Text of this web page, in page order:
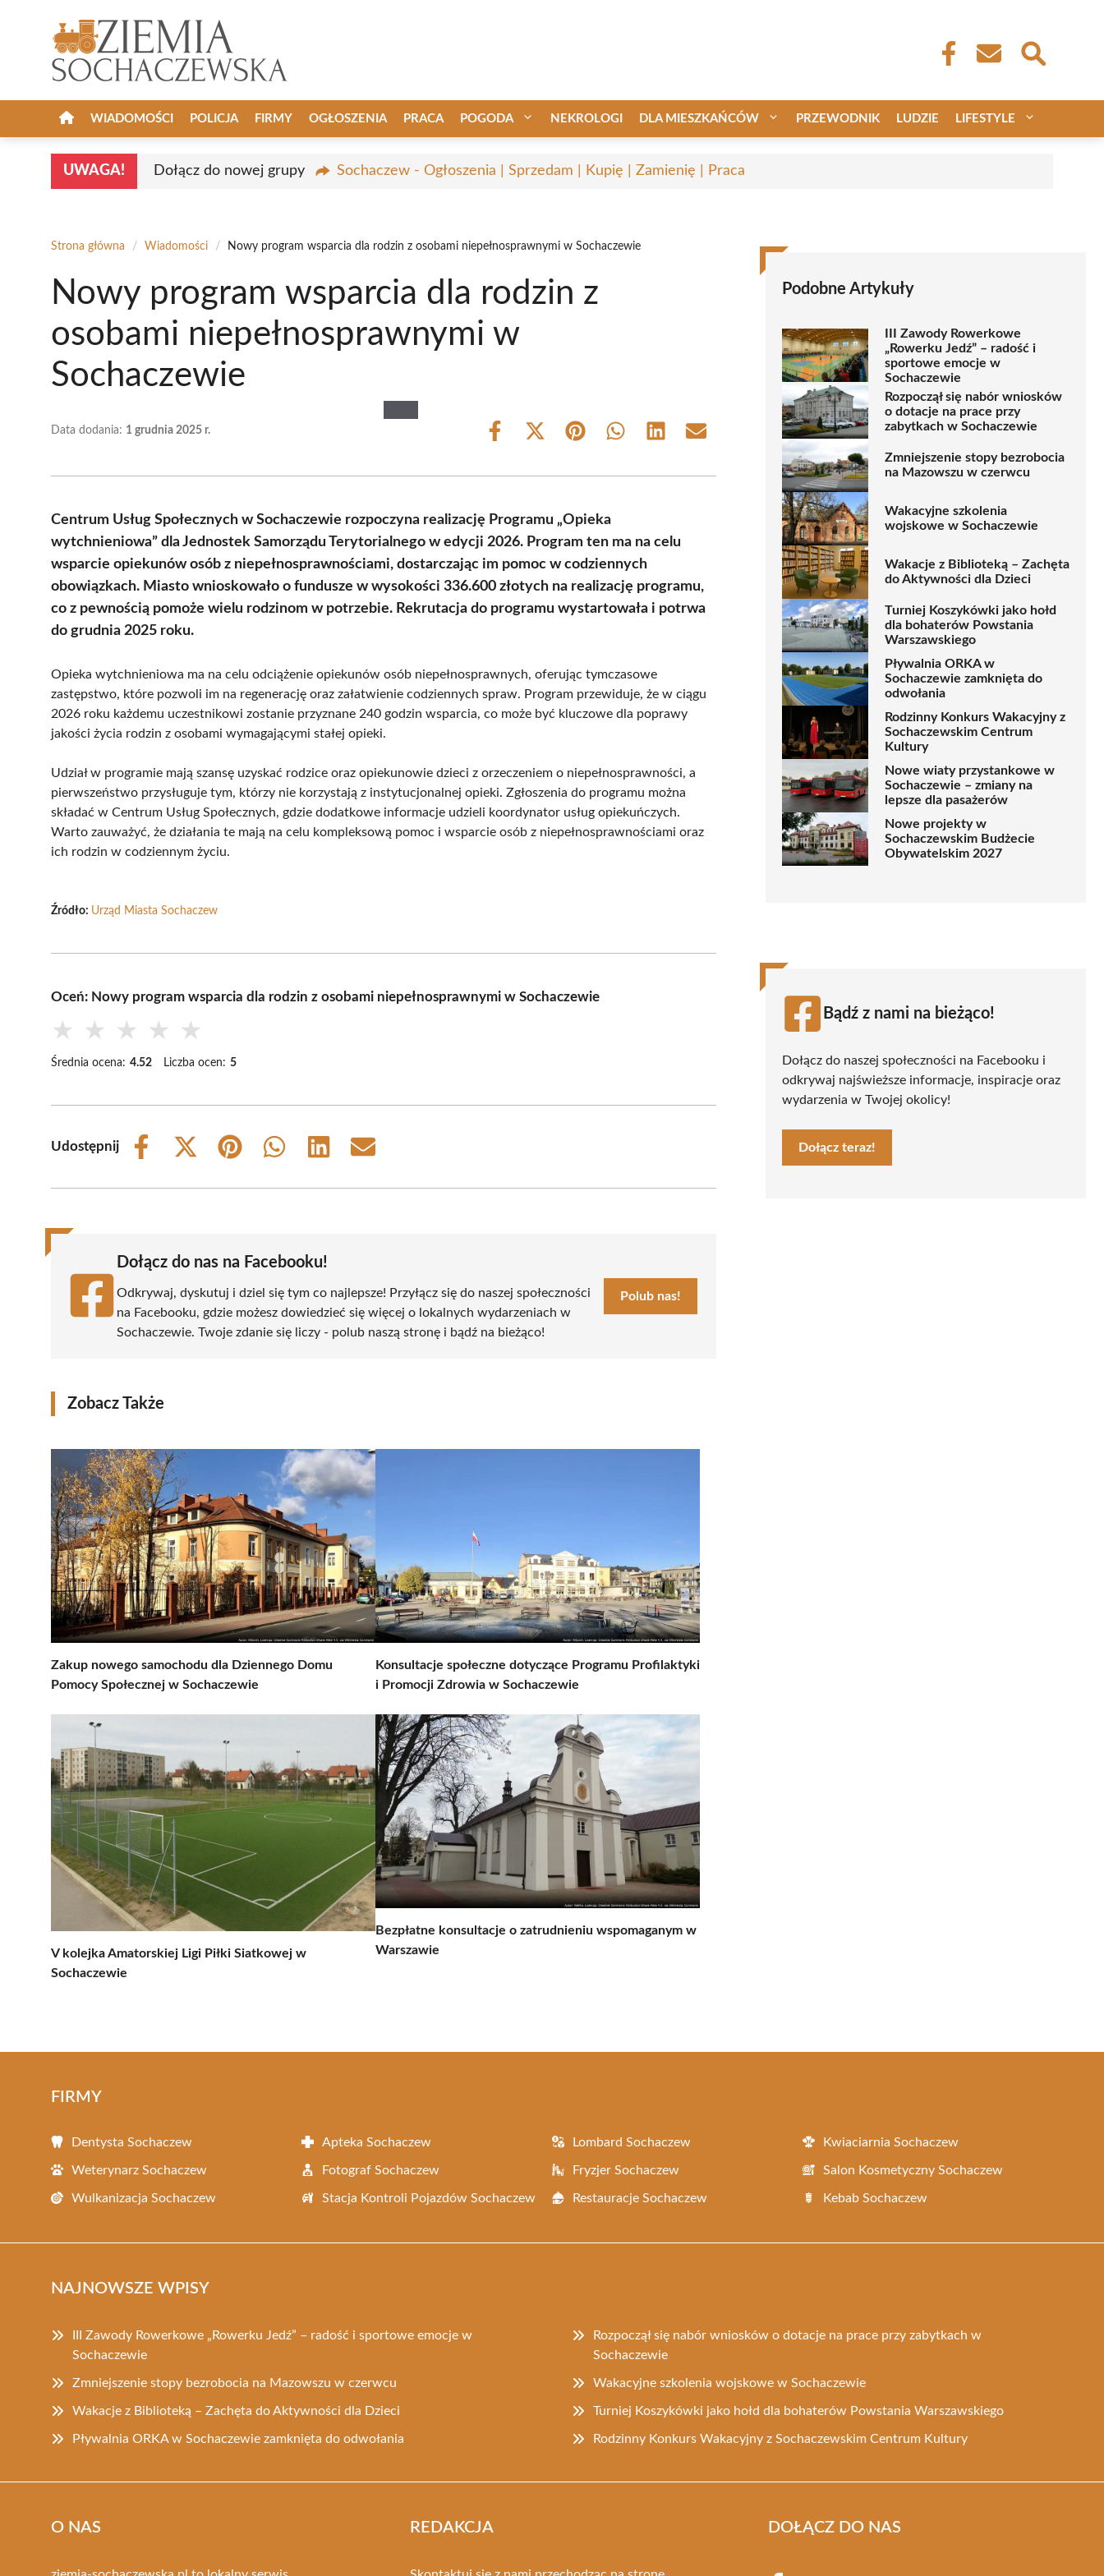
WIADOMOŚCI POLICJA FIRMY OGŁOSZENIA PRACA POGODA NEKROLOGI DLA MIESZKAŃCÓW PRZEWODNIK LUDZIE LIFESTYLE
UWAGA! Dołącz do nowej grupy Sochaczew - Ogłoszenia | Sprzedam | Kupię | Zamienię | Praca
Strona główna / Wiadomości / Nowy program wsparcia dla rodzin z osobami niepełnosprawnymi w Sochaczewie
Nowy program wsparcia dla rodzin z
osobami niepełnosprawnymi w
Sochaczewie
Data dodania: 1 grudnia 2025 r.
Share
Share
(Twitter)
Share Share Share Share
Centrum Usług Społecznych w Sochaczewie rozpoczyna realizację Programu „Opieka
wytchnieniowa” dla Jednostek Samorządu Terytorialnego w edycji 2026. Program ten ma na celu
wsparcie opiekunów osób z niepełnosprawnościami, dostarczając im pomoc w codziennych
obowiązkach. Miasto wnioskowało o fundusze w wysokości 336.600 złotych na realizację programu,
co z pewnością pomoże wielu rodzinom w potrzebie. Rekrutacja do programu wystartowała i potrwa
do grudnia 2025 roku.
Opieka wytchnieniowa ma na celu odciążenie opiekunów osób niepełnosprawnych, oferując tymczasowe
zastępstwo, które pozwoli im na regenerację oraz załatwienie codziennych spraw. Program przewiduje, że w ciągu
2026 roku każdemu uczestnikowi zostanie przyznane 240 godzin wsparcia, co może być kluczowe dla poprawy
jakości życia rodzin z osobami wymagającymi stałej opieki.
Udział w programie mają szansę uzyskać rodzice oraz opiekunowie dzieci z orzeczeniem o niepełnosprawności, a
pierwszeństwo przysługuje tym, którzy nie korzystają z instytucjonalnej opieki. Zgłoszenia do programu można
składać w Centrum Usług Społecznych, gdzie dodatkowe informacje udzieli koordynator usług opiekuńczych.
Warto zauważyć, że działania te mają na celu kompleksową pomoc i wsparcie osób z niepełnosprawnościami oraz
ich rodzin w codziennym życiu.
Źródło: Urząd Miasta Sochaczew
Oceń: Nowy program wsparcia dla rodzin z osobami niepełnosprawnymi w Sochaczewie
★ ★ ★ ★ ★
Średnia ocena: 4.52 Liczba ocen: 5
Udostępnij
Share
Share
(Twitter)
Share
Share
Share
Share
Dołącz do nas na Facebooku!
Odkrywaj, dyskutuj i dziel się tym co najlepsze! Przyłącz się do naszej społeczności
na Facebooku, gdzie możesz dowiedzieć się więcej o lokalnych wydarzeniach w
Sochaczewie. Twoje zdanie się liczy - polub naszą stronę i bądź na bieżąco!
Polub nas!
Zobacz Także
Zakup nowego samochodu dla Dziennego Domu
Pomocy Społecznej w Sochaczewie
Konsultacje społeczne dotyczące Programu Profilaktyki
i Promocji Zdrowia w Sochaczewie
V kolejka Amatorskiej Ligi Piłki Siatkowej w
Sochaczewie
Bezpłatne konsultacje o zatrudnieniu wspomaganym w
Warszawie
Podobne Artykuły
III Zawody Rowerkowe
„Rowerku Jedź” – radość i
sportowe emocje w
Sochaczewie
Rozpoczął się nabór wniosków
o dotacje na prace przy
zabytkach w Sochaczewie
Zmniejszenie stopy bezrobocia
na Mazowszu w czerwcu
Wakacyjne szkolenia
wojskowe w Sochaczewie
Wakacje z Biblioteką – Zachęta
do Aktywności dla Dzieci
Turniej Koszykówki jako hołd
dla bohaterów Powstania
Warszawskiego
Pływalnia ORKA w
Sochaczewie zamknięta do
odwołania
Rodzinny Konkurs Wakacyjny z
Sochaczewskim Centrum
Kultury
Nowe wiaty przystankowe w
Sochaczewie – zmiany na
lepsze dla pasażerów
Nowe projekty w
Sochaczewskim Budżecie
Obywatelskim 2027
Bądź z nami na bieżąco!
Dołącz do naszej społeczności na Facebooku i
odkrywaj najświeższe informacje, inspiracje oraz
wydarzenia w Twojej okolicy!
Dołącz teraz!
FIRMY
Dentysta Sochaczew Apteka Sochaczew Lombard Sochaczew Kwiaciarnia Sochaczew
Weterynarz Sochaczew Fotograf Sochaczew Fryzjer Sochaczew Salon Kosmetyczny Sochaczew
Wulkanizacja Sochaczew Stacja Kontroli Pojazdów Sochaczew Restauracje Sochaczew Kebab Sochaczew
NAJNOWSZE WPISY
III Zawody Rowerkowe „Rowerku Jedź” – radość i sportowe emocje w
Sochaczewie
Rozpoczął się nabór wniosków o dotacje na prace przy zabytkach w
Sochaczewie
Zmniejszenie stopy bezrobocia na Mazowszu w czerwcu Wakacyjne szkolenia wojskowe w Sochaczewie
Wakacje z Biblioteką – Zachęta do Aktywności dla Dzieci Turniej Koszykówki jako hołd dla bohaterów Powstania Warszawskiego
Pływalnia ORKA w Sochaczewie zamknięta do odwołania Rodzinny Konkurs Wakacyjny z Sochaczewskim Centrum Kultury
O NAS REDAKCJA DOŁĄCZ DO NAS